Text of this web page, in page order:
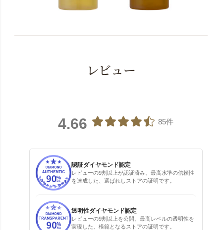
レビュー
4.66 85件
認証ダイヤモンド認定
レビューの9割以上が認証済み。最高水準の信頼性
を達成した、選ばれしストアの証明です。
透明性ダイヤモンド認定
レビューの9割以上を公開。最高レベルの透明性を
実現した、模範となるストアの証明です。